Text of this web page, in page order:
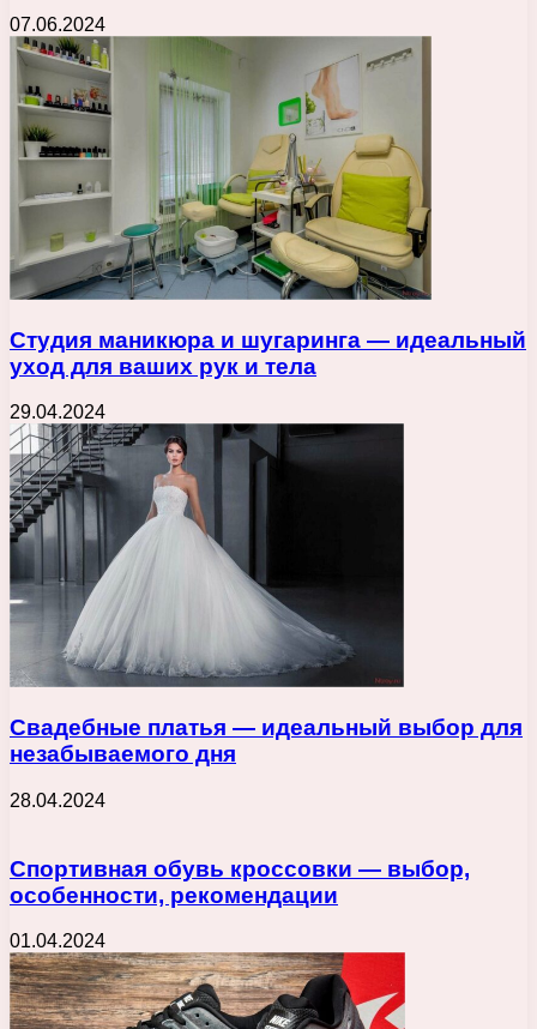
07.06.2024
Студия маникюра и шугаринга — идеальный
уход для ваших рук и тела
29.04.2024
Свадебные платья — идеальный выбор для
незабываемого дня
28.04.2024
Спортивная обувь кроссовки — выбор,
особенности, рекомендации
01.04.2024